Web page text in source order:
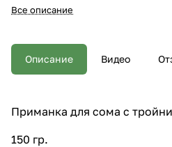
Все описание
Описание Видео
Приманка для сома с
150 гр.